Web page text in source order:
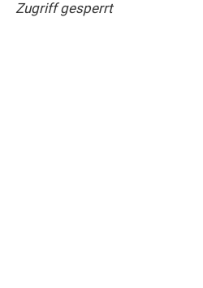
Zugriff gesperrt